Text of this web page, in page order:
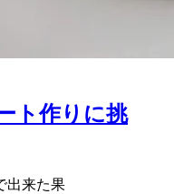
ト作りに挑
出来た果